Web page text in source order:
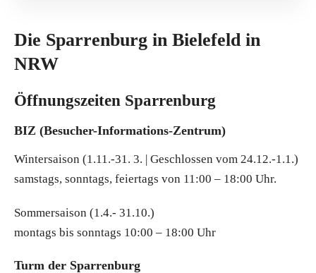
Die Sparrenburg in Bielefeld in
NRW
Öffnungszeiten Sparrenburg
BIZ (Besucher-Informations-Zentrum)
Wintersaison (1.11.-31. 3. | Geschlossen vom 24.12.-1.1.)
samstags, sonntags, feiertags von 11:00 – 18:00 Uhr.
Sommersaison (1.4.- 31.10.)
montags bis sonntags 10:00 – 18:00 Uhr
Turm der Sparrenburg